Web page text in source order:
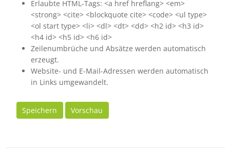
Erlaubte HTML-Tags: <a href hreflang> <em>
<strong> <cite> <blockquote cite> <code> <ul type>
<ol start type> <li> <dl> <dt> <dd> <h2 id> <h3 id>
<h4 id> <h5 id> <h6 id>
Zeilenumbrüche und Absätze werden automatisch
erzeugt.
Website- und E-Mail-Adressen werden automatisch
in Links umgewandelt.
Speichern Vorschau